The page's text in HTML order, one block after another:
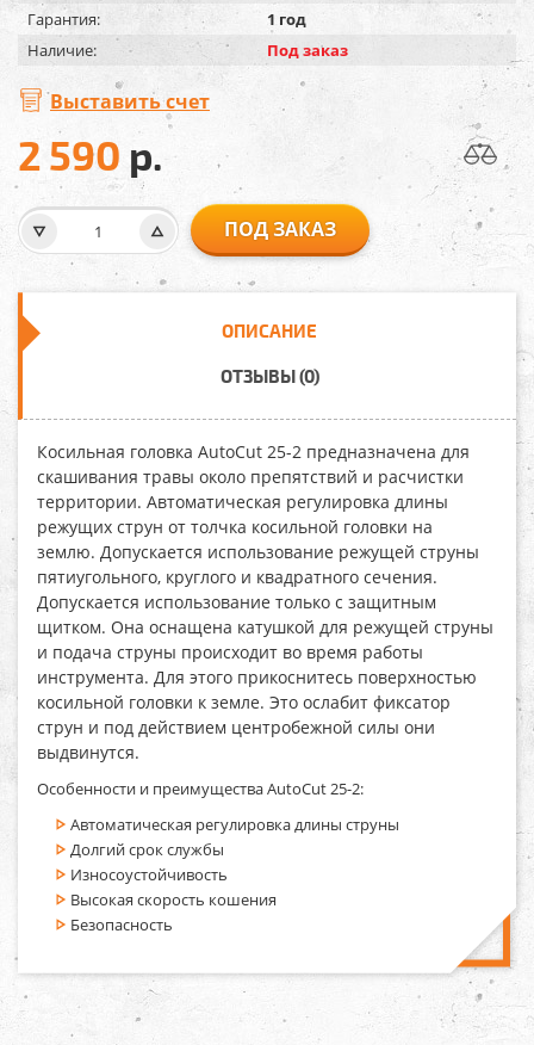
Гарантия:
1 год
Наличие:
Под заказ
Выставить счет
2 590 р.
ПОД ЗАКАЗ
ОПИСАНИЕ
ОТЗЫВЫ (0)
Косильная головка AutoCut 25-2 предназначена для
скашивания травы около препятствий и расчистки
территории. Автоматическая регулировка длины
режущих струн от толчка косильной головки на
землю. Допускается использование режущей струны
пятиугольного, круглого и квадратного сечения.
Допускается использование только с защитным
щитком. Она оснащена катушкой для режущей струны
и подача струны происходит во время работы
инструмента. Для этого прикоснитесь поверхностью
косильной головки к земле. Это ослабит фиксатор
струн и под действием центробежной силы они
выдвинутся.
Особенности и преимущества AutoCut 25-2:
Автоматическая регулировка длины струны
Долгий срок службы
Износоустойчивость
Высокая скорость кошения
Безопасность